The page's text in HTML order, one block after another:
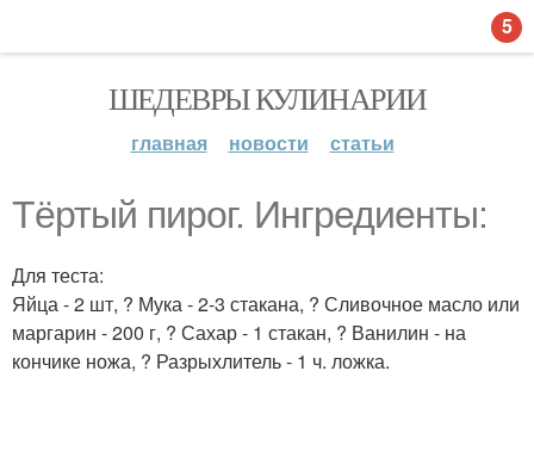
ШЕДЕВРЫ КУЛИНАРИИ
главная новости статьи
Тёртый пирог. Ингредиенты:
Для теста:
Яйца - 2 шт, ? Мука - 2-3 стакана, ? Сливочное масло или
маргарин - 200 г, ? Сахар - 1 стакан, ? Ванилин - на
кончике ножа, ? Разрыхлитель - 1 ч. ложка.
5